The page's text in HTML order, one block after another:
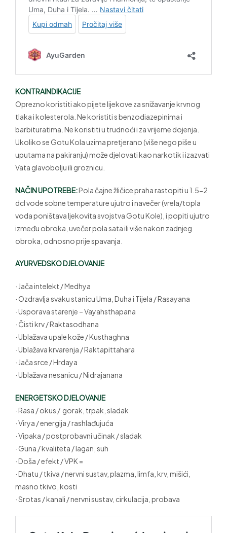
KONTRAINDIKACIJE
Oprezno koristiti ako pijete lijekove za snižavanje krvnog
tlaka i kolesterola. Ne koristiti s benzodiazepinima i
barbituratima. Ne koristiti u trudnoći i za vrijeme dojenja.
Ukoliko se Gotu Kola uzima pretjerano (više nego piše u
uputama na pakiranju) može djelovati kao narkotik i izazvati
Vata glavobolju ili groznicu.
NAČIN UPOTREBE:Pola čajne žličice praha rastopiti u 1.5-2
dcl vode sobne temperature ujutro i navečer (vrela/topla
voda poništava ljekovita svojstva Gotu Kole), i popiti ujutro
između obroka, uvečer pola sata ili više nakon zadnjeg
obroka, odnosno prije spavanja.
AYURVEDSKO DJELOVANJE
· Jača intelekt / Medhya
· Ozdravlja svaku stanicu Uma, Duha i Tijela / Rasayana
· Usporava starenje – Vayahsthapana
· Čisti krv / Raktasodhana
· Ublažava upale kože / Kusthaghna
· Ublažava krvarenja / Raktapittahara
· Jača srce / Hrdaya
· Ublažava nesanicu / Nidrajanana
ENERGETSKO DJELOVANJE
· Rasa / okus / gorak, trpak, sladak
· Virya / energija / rashlađujuća
· Vipaka / postprobavni učinak / sladak
· Guna / kvaliteta / lagan, suh
· Doša / efekt / VPK =
· Dhatu / tkiva / nervni sustav, plazma, limfa, krv, mišići,
masno tkivo, kosti
· Srotas / kanali / nervni sustav, cirkulacija, probava